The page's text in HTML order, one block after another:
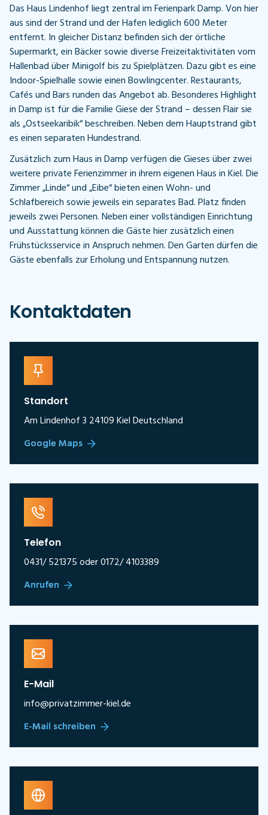
Das Haus Lindenhof liegt zentral im Ferienpark Damp. Von hier
aus sind der Strand und der Hafen lediglich 600 Meter
entfernt. In gleicher Distanz befinden sich der örtliche
Supermarkt, ein Bäcker sowie diverse Freizeitaktivitäten vom
Hallenbad über Minigolf bis zu Spielplätzen. Dazu gibt es eine
Indoor-Spielhalle sowie einen Bowlingcenter. Restaurants,
Cafés und Bars runden das Angebot ab. Besonderes Highlight
in Damp ist für die Familie Giese der Strand – dessen Flair sie
als „Ostseekaribik“ beschreiben. Neben dem Hauptstrand gibt
es einen separaten Hundestrand.
Zusätzlich zum Haus in Damp verfügen die Gieses über zwei
weitere private Ferienzimmer in ihrem eigenen Haus in Kiel. Die
Zimmer „Linde“ und „Eibe“ bieten einen Wohn- und
Schlafbereich sowie jeweils ein separates Bad. Platz finden
jeweils zwei Personen. Neben einer vollständigen Einrichtung
und Ausstattung können die Gäste hier zusätzlich einen
Frühstücksservice in Anspruch nehmen. Den Garten dürfen die
Gäste ebenfalls zur Erholung und Entspannung nutzen.
Kontaktdaten
Standort
Am Lindenhof 3 24109 Kiel Deutschland
Google Maps
Telefon
0431/ 521375 oder 0172/ 4103389
Anrufen
E-Mail
info@privatzimmer-kiel.de
E-Mail schreiben